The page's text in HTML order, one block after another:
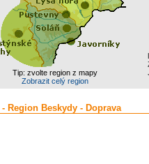
Tip: zvolte region z mapy
Zobrazit celý region
Region Beskydy - Doprava